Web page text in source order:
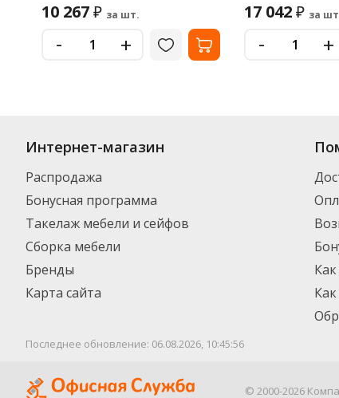
10 267₽ за шт.
- +
17 042₽ за
- +
Интернет-магазин
Распродажа
Бонусная программа
Такелаж мебели и сейфов
Сборка мебели
Бренды
Карта сайта
Последнее обновление: 06.08.2026, 10:45:56
© 2000-2026